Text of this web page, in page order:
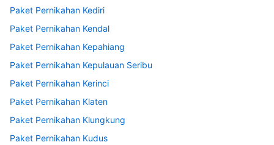
Paket Pernikahan Kediri
Paket Pernikahan Kendal
Paket Pernikahan Kepahiang
Paket Pernikahan Kepulauan Seribu
Paket Pernikahan Kerinci
Paket Pernikahan Klaten
Paket Pernikahan Klungkung
Paket Pernikahan Kudus